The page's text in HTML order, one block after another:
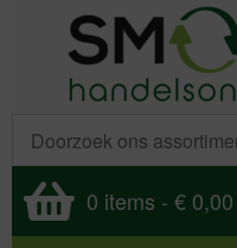
0 items - € 0,00